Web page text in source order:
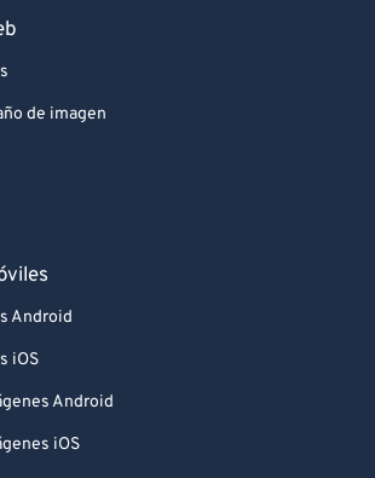
de imagen
Android
iOS
Android
iOS